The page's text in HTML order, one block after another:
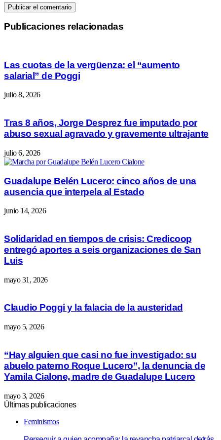
Publicaciones relacionadas
Las cuotas de la vergüenza: el “aumento
salarial” de Poggi
julio 8, 2026
Tras 8 años, Jorge Desprez fue imputado por
abuso sexual agravado y gravemente ultrajante
julio 6, 2026
Guadalupe Belén Lucero: cinco años de una
ausencia que interpela al Estado
junio 14, 2026
Solidaridad en tiempos de crisis: Credicoop
entregó aportes a seis organizaciones de San
Luis
mayo 31, 2026
Claudio Poggi y la falacia de la austeridad
mayo 5, 2026
“Hay alguien que casi no fue investigado: su
abuelo paterno Roque Lucero”, la denuncia de
Yamila Cialone, madre de Guadalupe Lucero
mayo 3, 2026
Últimas publicaciones
Feminismos